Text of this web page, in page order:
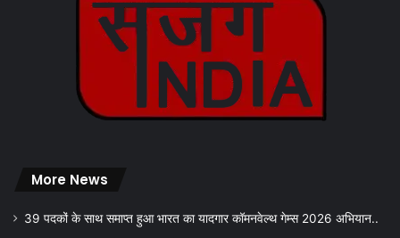
More News
39 पदकों के साथ समाप्त हुआ भारत का यादगार कॉमनवेल्थ गेम्स 2026 अभियान..